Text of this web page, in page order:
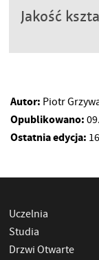
Jakość
Autor: Piotr
Opublikowano:
Ostatnia edycja:
Uczelnia
Studia
Drzwi Otwarte